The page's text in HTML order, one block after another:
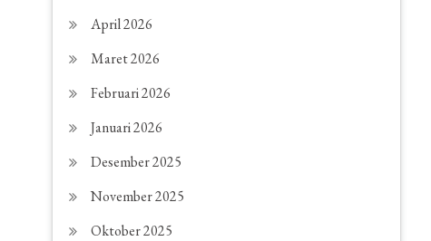
April 2026
Maret 2026
Februari 2026
Januari 2026
Desember 2025
November 2025
Oktober 2025